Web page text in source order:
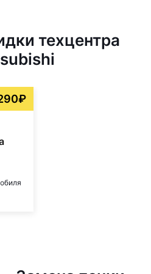
техцентра